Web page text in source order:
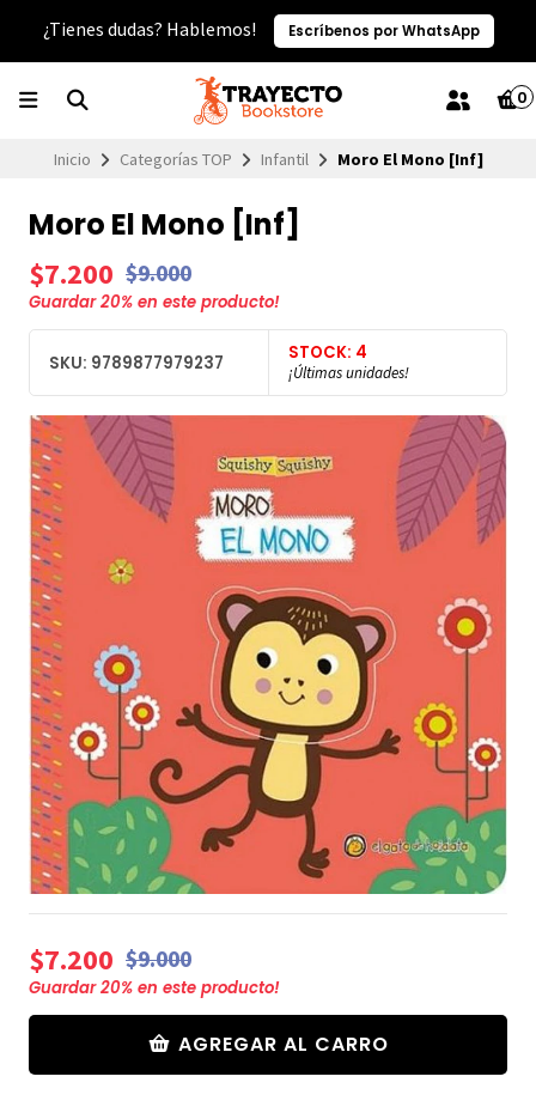
¿Tienes dudas? Hablemos! Escríbenos por WhatsApp
0
Inicio Categorías TOP Infantil Moro El Mono [Inf]
Moro El Mono [Inf]
$7.200 $9.000
Guardar20% en este producto!
SKU: 9789877979237 STOCK: 4
¡Últimas unidades!
$7.200 $9.000
Guardar20% en este producto!
AGREGAR AL CARRO